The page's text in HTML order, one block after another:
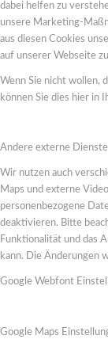
dabei helfen zu
unsere Marketing-
aus diesen Cookies
auf unserer Webseite
Wenn Sie nicht wollen,
können Sie dies hier in
Andere externe Dienste
Wir nutzen auch
Maps und externe
personenbezogene
deaktivieren. Bitte
Funktionalität und das
kann. Die Änderungen
Google Webfont
Google Maps